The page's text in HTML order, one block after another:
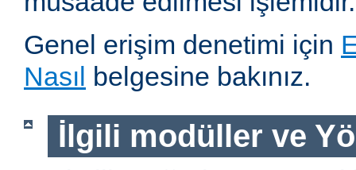
Genel erişim denetimi için
Nasıl belgesine bakınız.
İlgili modüller ve